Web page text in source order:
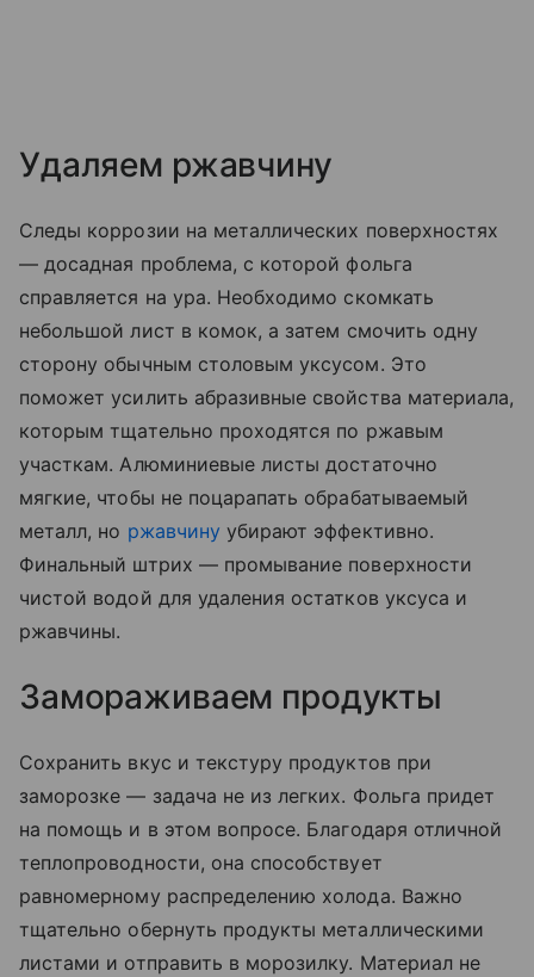
Удаляем ржавчину
Следы коррозии на металлических поверхностях
— досадная проблема, с которой фольга
справляется на ура. Необходимо скомкать
небольшой лист в комок, а затем смочить одну
сторону обычным столовым уксусом. Это
поможет усилить абразивные свойства материала,
которым тщательно проходятся по ржавым
участкам. Алюминиевые листы достаточно
мягкие, чтобы не поцарапать обрабатываемый
металл, но ржавчину убирают эффективно.
Финальный штрих — промывание поверхности
чистой водой для удаления остатков уксуса и
ржавчины.
Замораживаем продукты
Сохранить вкус и текстуру продуктов при
заморозке — задача не из легких. Фольга придет
на помощь и в этом вопросе. Благодаря отличной
теплопроводности, она способствует
равномерному распределению холода. Важно
тщательно обернуть продукты металлическими
листами и отправить в морозилку. Материал не